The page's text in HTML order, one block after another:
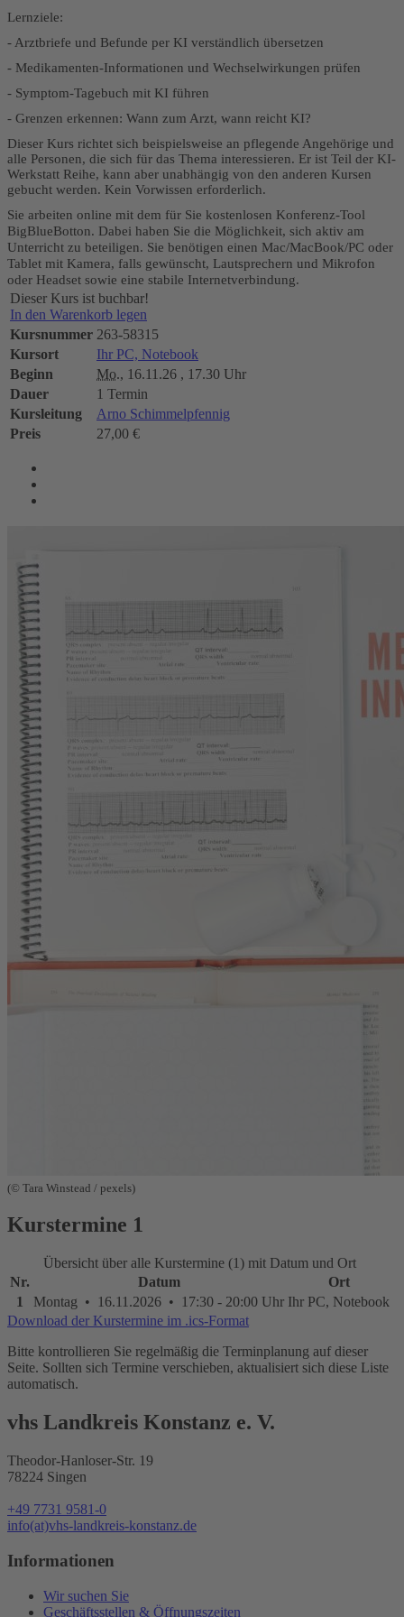
Lernziele:
- Arztbriefe und Befunde per KI verständlich übersetzen
- Medikamenten-Informationen und Wechselwirkungen prüfen
- Symptom-Tagebuch mit KI führen
- Grenzen erkennen: Wann zum Arzt, wann reicht KI?
Dieser Kurs richtet sich beispielsweise an pflegende Angehörige und
alle Personen, die sich für das Thema interessieren. Er ist Teil der KI-
Werkstatt Reihe, kann aber unabhängig von den anderen Kursen
gebucht werden. Kein Vorwissen erforderlich.
Sie arbeiten online mit dem für Sie kostenlosen Konferenz-Tool
BigBlueBotton. Dabei haben Sie die Möglichkeit, sich aktiv am
Unterricht zu beteiligen. Sie benötigen einen Mac/MacBook/PC oder
Tablet mit Kamera, falls gewünscht, Lautsprechern und Mikrofon
oder Headset sowie eine stabile Internetverbindung.
Dieser Kurs ist buchbar!
In den Warenkorb legen
Kursnummer 263-58315
Kursort
Ihr PC, Notebook
Beginn
Mo., 16.11.26 , 17.30 Uhr
Dauer
1 Termin
Kursleitung
Arno Schimmelpfennig
Preis
27,00 €
(© Tara Winstead / pexels)
Kurstermine 1
Übersicht über alle Kurstermine (1) mit Datum und Ort
Nr.
Datum
Ort
1
Montag • 16.11.2026 • 17:30 - 20:00 Uhr Ihr PC, Notebook
Download der Kurstermine im .ics-Format
Bitte kontrollieren Sie regelmäßig die Terminplanung auf dieser
Seite. Sollten sich Termine verschieben, aktualisiert sich diese Liste
automatisch.
vhs Landkreis Konstanz e. V.
Theodor-Hanloser-Str. 19
78224 Singen
+49 7731 9581-0
info(at)vhs-landkreis-konstanz.de
Informationen
Wir suchen Sie
Geschäftsstellen & Öffnungszeiten